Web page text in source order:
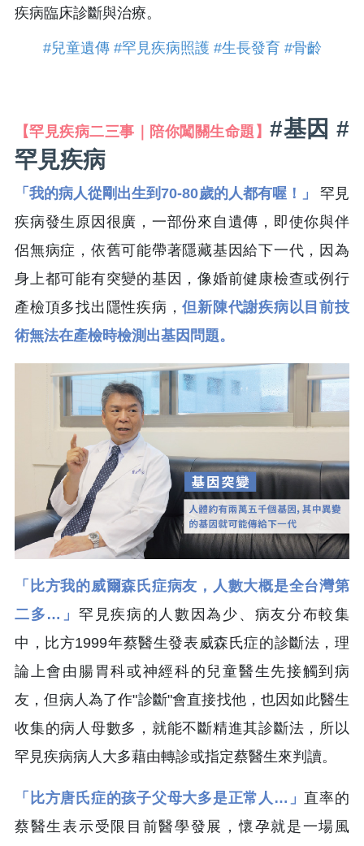
疾病臨床診斷與治療。
#兒童遺傳 #罕見疾病照護 #生長發育 #骨齡
【罕見疾病二三事｜陪你闖關生命題】#基因 #
罕見疾病
「我的病人從剛出生到70-80歲的人都有喔！」
罕見
疾病發生原因很廣，一部份來自遺傳，即使你與伴
侶無病症，依舊可能帶著隱藏基因給下一代，因為
身上都可能有突變的基因，像婚前健康檢查或例行
產檢頂多找出隱性疾病，但新陳代謝疾病以目前技
術無法在產檢時檢測出基因問題。
「比方我的威爾森氏症病友，人數大概是全台灣第
二多…」 罕見疾病的人數因為少、病友分布較集
中，比方1999年蔡醫生發表威森氏症的診斷法，理
論上會由腸胃科或神經科的兒童醫生先接觸到病
友，但病人為了作"診斷"會直接找他，也因如此醫生
收集的病人母數多，就能不斷精進其診斷法，所以
罕見疾病病人大多藉由轉診或指定蔡醫生來判讀。
「比方唐氏症的孩子父母大多是正常人…」 直率的
蔡醫生表示受限目前醫學發展，懷孕就是一場風